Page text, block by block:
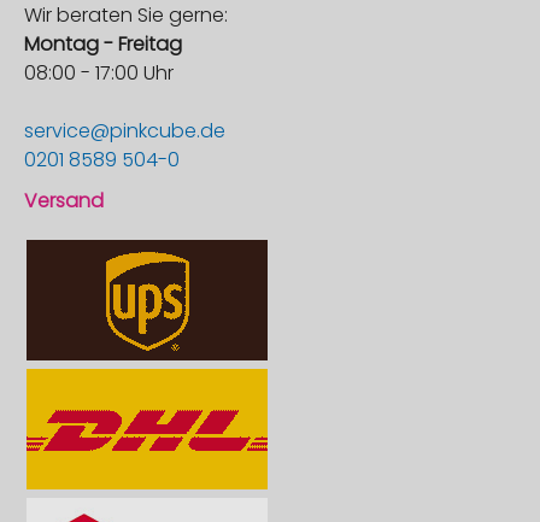
Wir beraten Sie gerne:
Montag - Freitag
08:00 - 17:00 Uhr
service@pinkcube.de
0201 8589 504-0
Versand